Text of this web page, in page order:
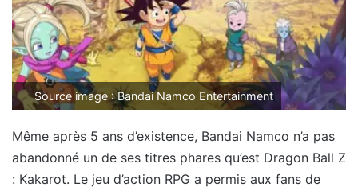
Source image : Bandai Namco Entertainment
Même après 5 ans d’existence, Bandai Namco n’a pas
abandonné un de ses titres phares qu’est Dragon Ball Z
: Kakarot. Le jeu d’action RPG a permis aux fans de